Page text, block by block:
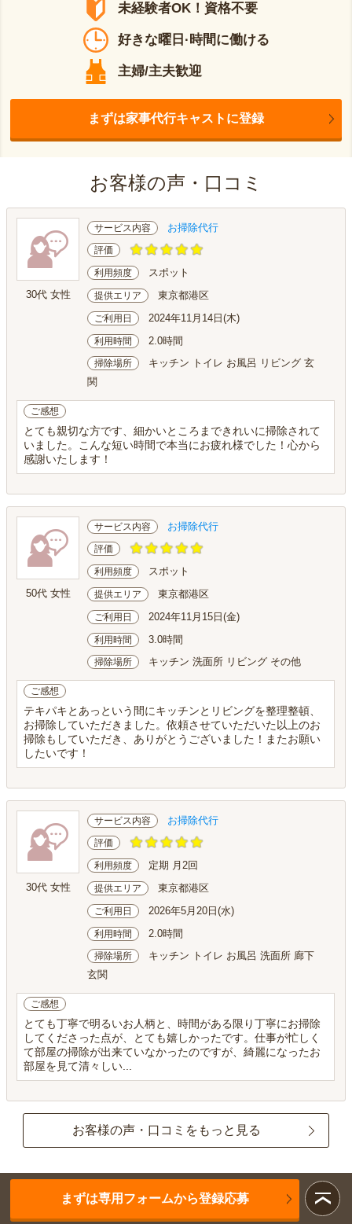
未経験者OK！資格不要
好きな曜日·時間に働ける
主婦/主夫歓迎
まずは家事代行キャストに登録
お客様の声・口コミ
30代 女性
サービス内容 お掃除代行
評価
利用頻度 スポット
提供エリア 東京都港区
ご利用日 2024年11月14日(木)
利用時間 2.0時間
掃除場所
キッチン トイレ お風呂 リビング 玄
関
ご感想
とても親切な方です、細かいところまできれいに掃除されて
いました。こんな短い時間で本当にお疲れ様でした！心から
感謝いたします！
50代 女性
サービス内容 お掃除代行
評価
利用頻度 スポット
提供エリア 東京都港区
ご利用日 2024年11月15日(金)
利用時間 3.0時間
掃除場所 キッチン 洗面所 リビング その他
ご感想
テキパキとあっという間にキッチンとリビングを整理整頓、
お掃除していただきました。依頼させていただいた以上のお
掃除もしていただき、ありがとうございました！またお願い
したいです！
30代 女性
サービス内容 お掃除代行
評価
利用頻度 定期 月2回
提供エリア 東京都港区
ご利用日 2026年5月20日(水)
利用時間 2.0時間
掃除場所
キッチン トイレ お風呂 洗面所 廊下
玄関
ご感想
とても丁寧で明るいお人柄と、時間がある限り丁寧にお掃除
してくださった点が、とても嬉しかったです。仕事が忙しく
て部屋の掃除が出来ていなかったのですが、綺麗になったお
部屋を見て清々しい...
お客様の声・口コミをもっと見る
まずは専用フォームから登録応募